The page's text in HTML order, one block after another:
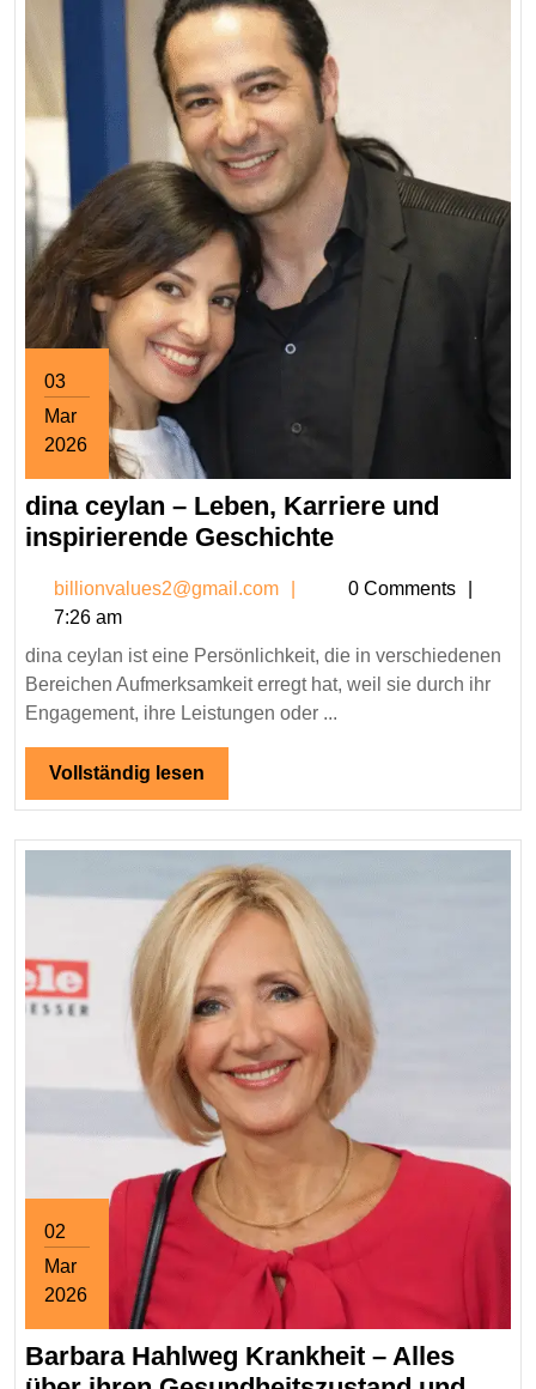
03
Mar
2026
3,
2026
dina ceylan – Leben, Karriere und
inspirierende Geschichtedina
Karriere
und
inspirierende
billionvalues2@gmail.com
0 Comments
7:26 am
dina ceylan ist eine Persönlichkeit, die in verschiedenen
Bereichen Aufmerksamkeit erregt hat, weil sie durch ihr
Engagement, ihre Leistungen oder ...
Vollständig lesen
lesen
02
Mar
2026
2,
2026
Barbara Hahlweg Krankheit – Alles